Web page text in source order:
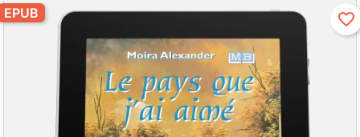
EPUB favorite_border